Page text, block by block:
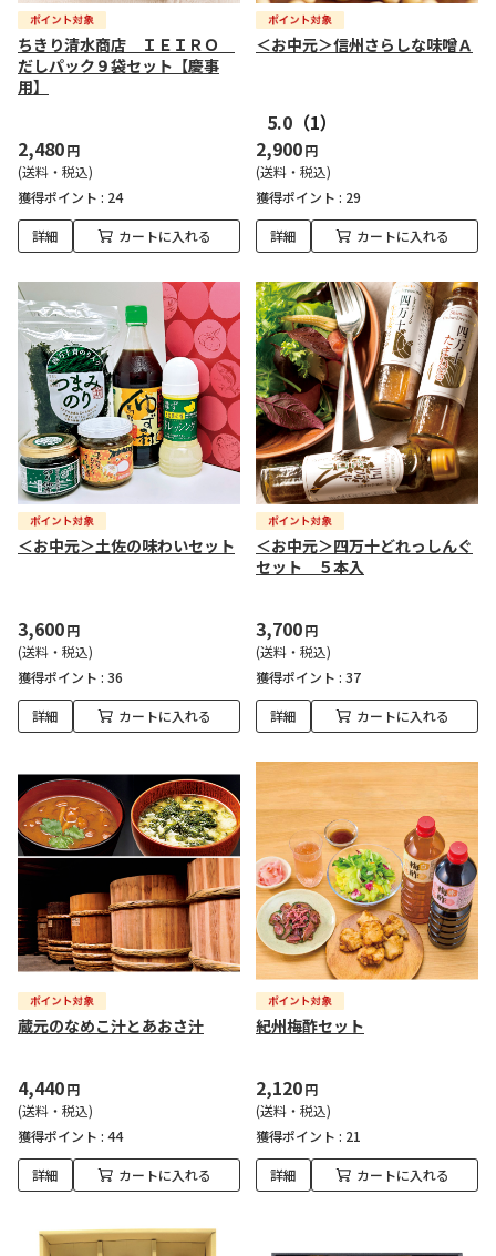
ちきり清水商店 ＩＥＩＲＯ
だしパック９袋セット【慶事
用】
2,480円
(送料・税込)
獲得ポイント : 24
詳細 カートに入れる
＜お中元＞信州さらしな味噌Ａ
5.0 （1）
2,900円
(送料・税込)
獲得ポイント : 29
詳細 カートに入れる
＜お中元＞土佐の味わいセット
3,600円
(送料・税込)
獲得ポイント : 36
詳細 カートに入れる
＜お中元＞四万十どれっしんぐ
セット ５本入
3,700円
(送料・税込)
獲得ポイント : 37
詳細 カートに入れる
蔵元のなめこ汁とあおさ汁
4,440円
(送料・税込)
獲得ポイント : 44
詳細 カートに入れる
紀州梅酢セット
2,120円
(送料・税込)
獲得ポイント : 21
詳細 カートに入れる